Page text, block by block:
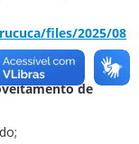
files/2025/08
de